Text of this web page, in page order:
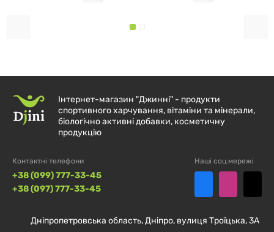
Інтернет-магазин "Джинні" - продукти
спортивного харчування, вітаміни та мінерали,
біологічно активні добавки, косметичну
продукцію
Контактні телефони
+38 (099) 777-33-45
+38 (097) 777-33-45
Наші соц.мережі
Дніпропетровська область, Дніпро, вулиця Троїцька, 3А